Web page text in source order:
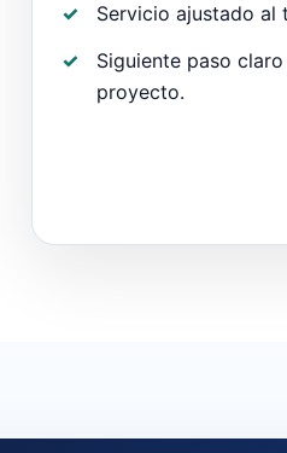
Servicio ajustado al
Siguiente paso
proyecto.